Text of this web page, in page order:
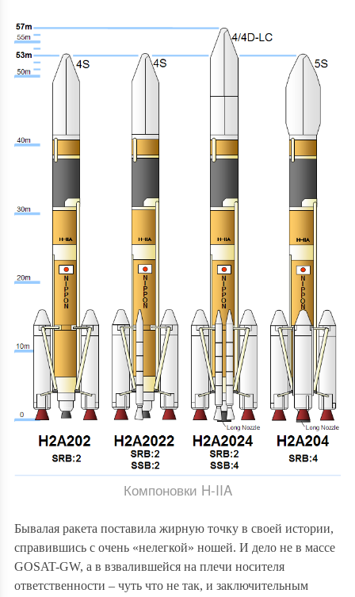
Компоновки H-IIA
Бывалая ракета поставила жирную точку в своей истории,
справившись с очень «нелегкой» ношей. И дело не в массе
GOSAT-GW, а в взвалившейся на плечи носителя
ответственности – чуть что не так, и заключительным